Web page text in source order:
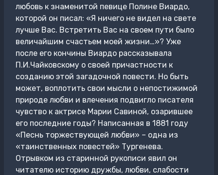
любовь к знаменитой певице Полине Виардо,
которой он писал: «Я ничего не видел на свете
лучше Вас. Встретить Вас на своем пути было
величайшим счастьем моей жизни…»? Уже
после его кончины Виардо рассказывала
П.И.Чайковскому о своей причастности к
созданию этой загадочной повести. Но быть
может, воплотить свои мысли о непостижимой
природе любви и влечения подвигло писателя
чувство к актрисе Марии Савиной, озарившее
его последние годы? Написанная в 1881 году
«Песнь торжествующей любви» – одна из
«таинственных повестей» Тургенева.
Отрывком из старинной рукописи явил он
читателю историю дружбы, любви, слабости